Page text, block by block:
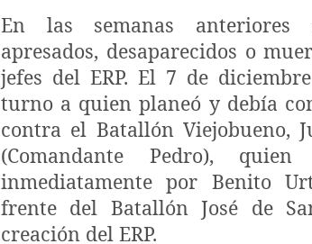
En las semanas
apresados, desaparecidos o
jefes del ERP. El 7 de
turno a quien planeó y debía
contra el Batallón Viejobueno,
(Comandante Pedro), quien
inmediatamente por Benito
frente del Batallón José de
creación del ERP.